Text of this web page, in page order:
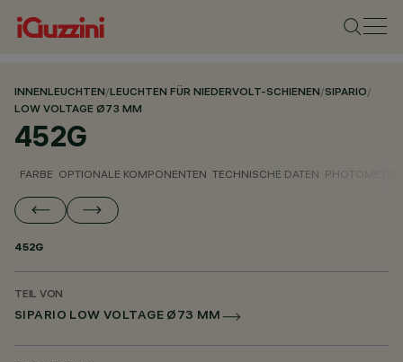
INNENLEUCHTEN/LEUCHTEN FÜR NIEDERVOLT-SCHIENEN/SIPARIO/
LOW VOLTAGE Ø73 MM
452G
FARBE OPTIONALE KOMPONENTEN TECHNISCHE DATEN
452G
TEIL VON
SIPARIO LOW VOLTAGE Ø73 MM